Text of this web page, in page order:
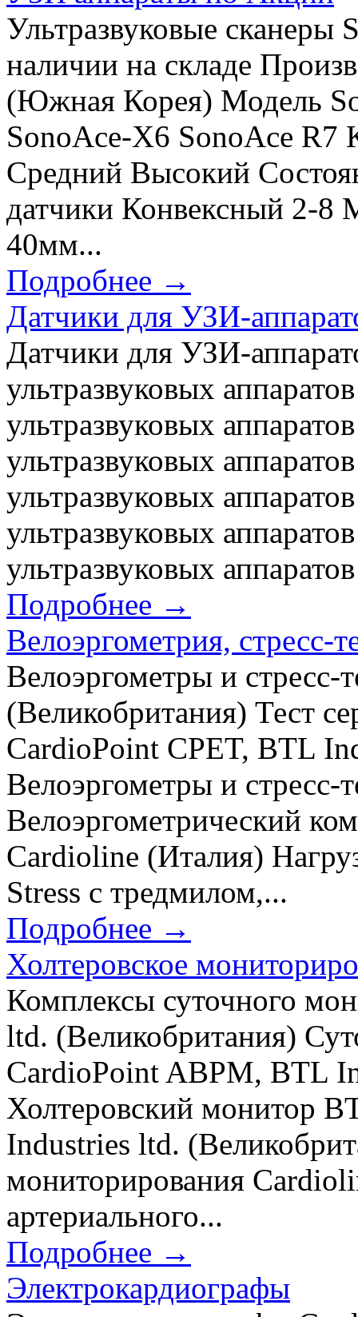
Ультразвуковые
наличии на складе
(Южная Корея) Модель
SonoAce-Х6 SonoAce R7
Средний Высокий
датчики Конвексный 2-
40мм...
Подробнее →
Датчики для УЗИ-
Датчики для УЗИ-
ультразвуковых
ультразвуковых
ультразвуковых
ультразвуковых
ультразвуковых
ультразвуковых
Подробнее →
Велоэргометрия, стресс-
Велоэргометры и
(Великобритания) Тест
CardioPoint CPET, BTL
Велоэргометры и
Велоэргометрический
Cardioline (Италия)
Stress с тредмилом,...
Подробнее →
Холтеровское
Комплексы суточного
ltd. (Великобритания)
CardioPoint ABPM, BTL
Холтеровский монитор
Industries ltd.
мониторирования
артериального...
Подробнее →
Электрокардиографы